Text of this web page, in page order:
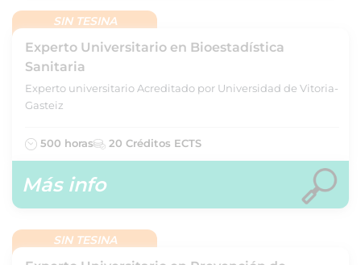
SIN TESINA
Experto Universitario en Bioestadística
Sanitaria
Experto universitario Acreditado por Universidad de Vitoria-
Gasteiz
500 horas 20 Créditos ECTS
Más info
SIN TESINA